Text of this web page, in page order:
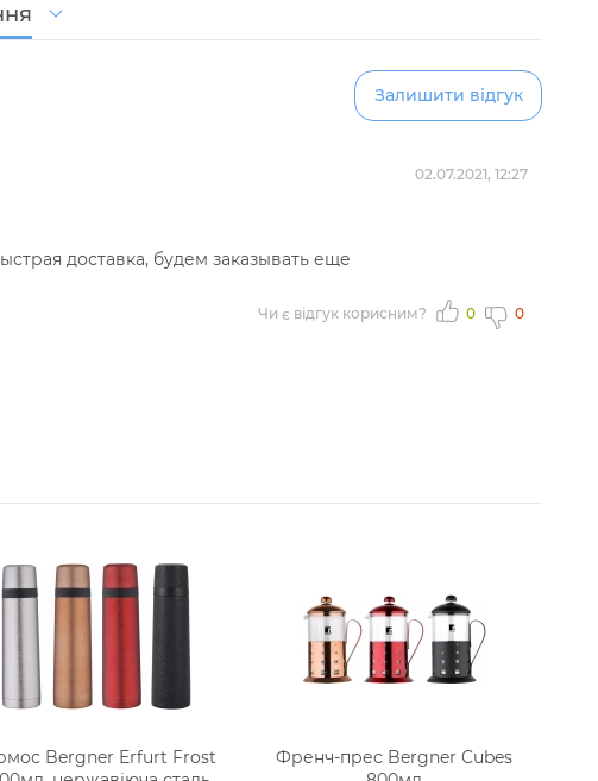
Залишити відгук
02.07.2021, 12:27
доставка, будем заказывать еще
Чи є відгук корисним? 0 0
Bergner Erfurt Frost
Френч-прес Bergner Cubes